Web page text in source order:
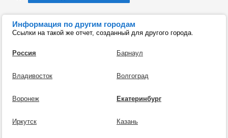
Информация по другим городам
Ссылки на такой же отчет, созданный для другого города.
Россия Барнаул
Владивосток Волгоград
Воронеж Екатеринбург
Иркутск Казань